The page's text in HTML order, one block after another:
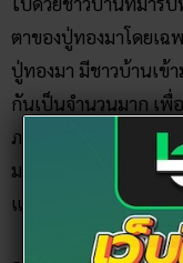
ภายในวันนี้ช่วงบ่าย จ
มาและขอเลขเด็ดกัน
แน่น
อย่างไรก็ตาม ระหว่า
ตัวเลข 3 ตัว คือ 941
มัน ซึ่งเลข 89 และ 98
ลอตเตอรี่ก็ไม่มีขายแ